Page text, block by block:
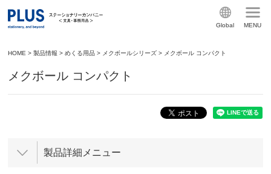
Global MENU
HOME >製品情報 >めくる用品 > メクボールシリーズ > メクボール コンパクト
メクボール コンパクト
製品詳細メニュー